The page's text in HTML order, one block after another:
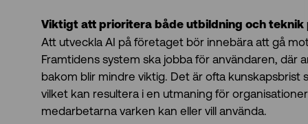
Viktigt att prioritera både utbildning och teknik
Att utveckla AI på företaget bör innebära att gå
Framtidens system ska jobba för användaren, där
bakom blir mindre viktig. Det är ofta kunskapsbrist
vilket kan resultera i en utmaning för
medarbetarna varken kan eller vill använda.